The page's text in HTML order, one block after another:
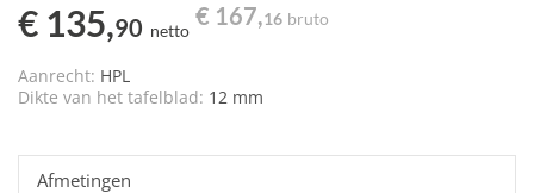
€ 135,90 netto
€ 167,16 bruto
Aanrecht: HPL
Dikte van het tafelblad: 12 mm
Afmetingen